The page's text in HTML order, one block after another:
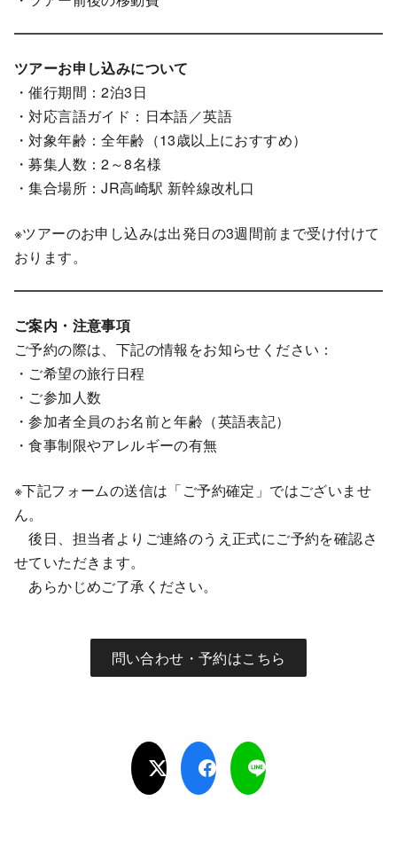
ツアーお申し込みについて
・催行期間：2泊3日
・対応言語ガイド：日本語／英語
・対象年齢：全年齢（13歳以上におすすめ）
・募集人数：2～8名様
・集合場所：JR高崎駅 新幹線改札口
※ツアーのお申し込みは出発日の3週間前まで受け付けて
おります。
ご案内・注意事項
ご予約の際は、下記の情報をお知らせください：
・ご希望の旅行日程
・ご参加人数
・参加者全員のお名前と年齢（英語表記）
・食事制限やアレルギーの有無
※下記フォームの送信は「ご予約確定」ではございませ
ん。
後日、担当者よりご連絡のうえ正式にご予約を確認さ
せていただきます。
あらかじめご了承ください。
問い合わせ・予約はこちら